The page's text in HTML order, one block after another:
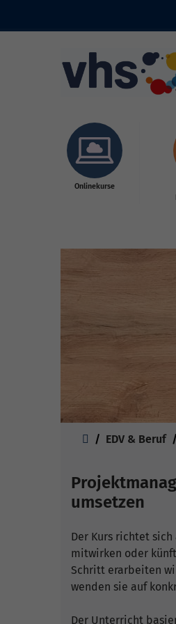
Onlinekurse
EDV & Beruf
umsetzen
Der Kurs richtet
mitwirken oder
Schritt erarbeiten
wenden sie auf
Der Unterricht